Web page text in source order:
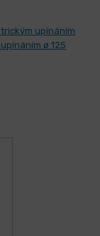
upínáním
ø 125